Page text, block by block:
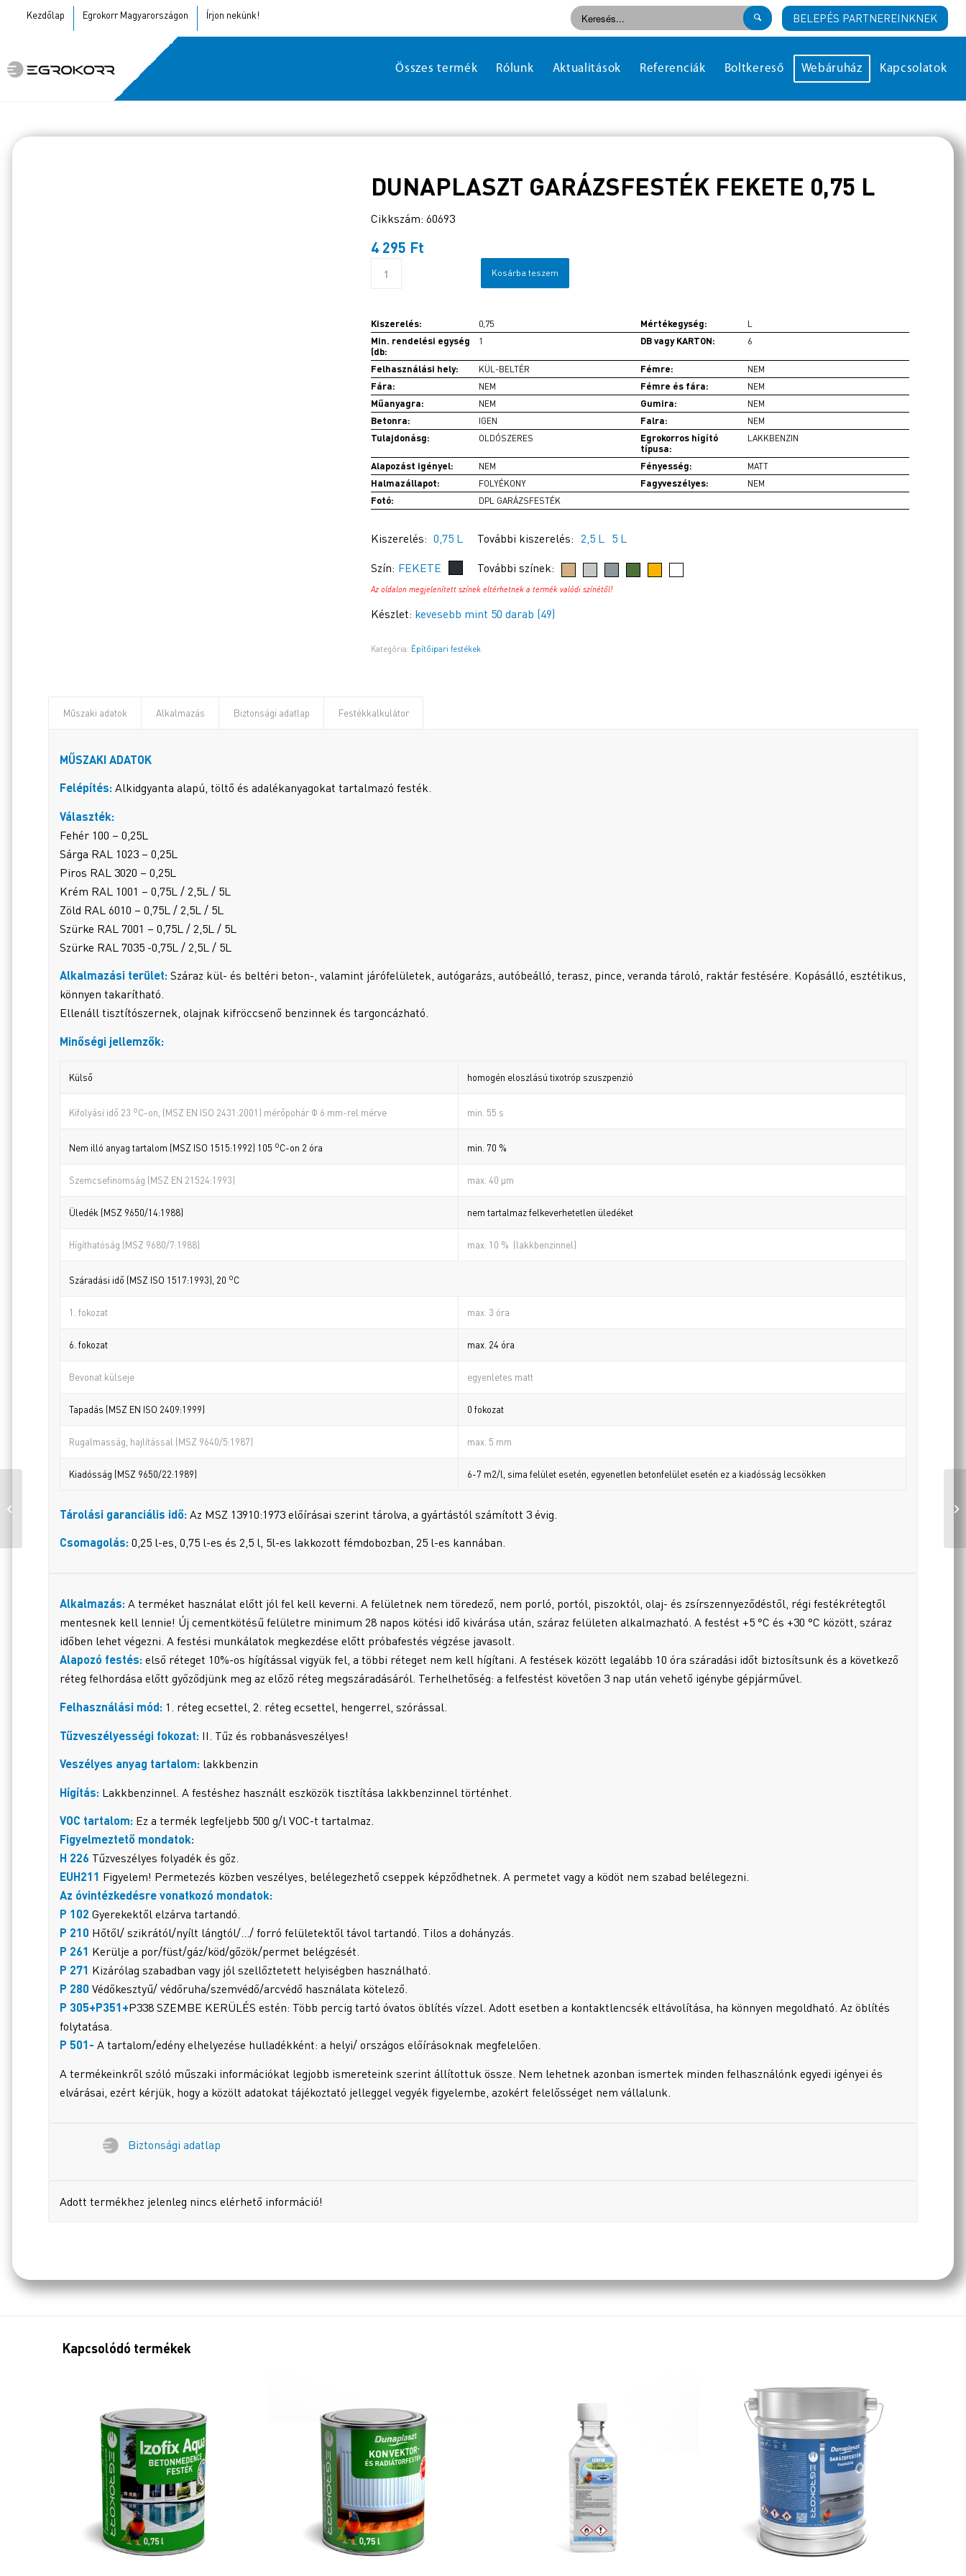
Kezdőlap Egrokorr Magyarországon Írjon nekünk! BELEPÉS PARTNEREINKNEK
Összes termék Rólunk Aktualitások Referenciák Boltkereső Webáruház Kapcsolatok
DUNAPLASZT GARÁZSFESTÉK FEKETE 0,75 L
Cikkszám: 60693
4 295 Ft
Kosárba teszem
Kiszerelés: 0,75 Mértékegység: L
Min. rendelési egység
(db:
1 DB vagy KARTON: 6
Felhasználási hely: KÜL-BELTÉR Fémre: NEM
Fára: NEM Fémre és fára: NEM
Műanyagra: NEM Gumira: NEM
Betonra: IGEN Falra: NEM
Tulajdonásg: OLDÓSZERES
Egrokorros hígító
típusa:
LAKKBENZIN
Alapozást igényel: NEM Fényesség: MATT
Halmazállapot: FOLYÉKONY Fagyveszélyes: NEM
Fotó: DPL GARÁZSFESTÉK
Kiszerelés: 0,75 L További kiszerelés: 2,5 L 5 L
Szín: FEKETE További színek:
Az oldalon megjelenített színek eltérhetnek a termék valódi színétől!
Készlet: kevesebb mint 50 darab (49)
Kategória: Építőipari festékek
Műszaki adatok Alkalmazás Biztonsági adatlap Festékkalkulátor
MŰSZAKI ADATOK
Felépítés: Alkidgyanta alapú, töltő és adalékanyagokat tartalmazó festék.
Választék:
Fehér 100 – 0,25L
Sárga RAL 1023 – 0,25L
Piros RAL 3020 – 0,25L
Krém RAL 1001 – 0,75L / 2,5L / 5L
Zöld RAL 6010 – 0,75L / 2,5L / 5L
Szürke RAL 7001 – 0,75L / 2,5L / 5L
Szürke RAL 7035 -0,75L / 2,5L / 5L
Alkalmazási terület: Száraz kül- és beltéri beton-, valamint járófelületek, autógarázs, autóbeálló, terasz, pince, veranda tároló, raktár festésére. Kopásálló, esztétikus,
könnyen takarítható.
Ellenáll tisztítószernek, olajnak kifröccsenő benzinnek és targoncázható.
Minőségi jellemzők:
Külső homogén eloszlású tixotróp szuszpenzió
Kifolyási idő 23 oC-on, (MSZ EN ISO 2431:2001) mérőpohár Φ 6 mm-rel mérve min. 55 s
Nem illó anyag tartalom (MSZ ISO 1515:1992) 105 oC-on 2 óra min. 70 %
Szemcsefinomság (MSZ EN 21524:1993) max. 40 µm
Üledék (MSZ 9650/14:1988) nem tartalmaz felkeverhetetlen üledéket
Hígíthatóság (MSZ 9680/7:1988) max. 10 % (lakkbenzinnel)
Száradási idő (MSZ ISO 1517:1993), 20 oC
1. fokozat max. 3 óra
6. fokozat max. 24 óra
Bevonat külseje egyenletes matt
Tapadás (MSZ EN ISO 2409:1999) 0 fokozat
Rugalmasság, hajlítással (MSZ 9640/5:1987) max. 5 mm
Kiadósság (MSZ 9650/22:1989) 6-7 m2/l, sima felület esetén, egyenetlen betonfelület esetén ez a kiadósság lecsökken
Tárolási garanciális idő: Az MSZ 13910:1973 előírásai szerint tárolva, a gyártástól számított 3 évig.
Csomagolás: 0,25 l-es, 0,75 l-es és 2,5 l, 5l-es lakkozott fémdobozban, 25 l-es kannában.
Alkalmazás: A terméket használat előtt jól fel kell keverni. A felületnek nem töredező, nem porló, portól, piszoktól, olaj- és zsírszennyeződéstől, régi festékrétegtől
mentesnek kell lennie! Új cementkötésű felületre minimum 28 napos kötési idő kivárása után, száraz felületen alkalmazható. A festést +5 °C és +30 °C között, száraz
időben lehet végezni. A festési munkálatok megkezdése előtt próbafestés végzése javasolt.
Alapozó festés: első réteget 10%-os hígítással vigyük fel, a többi réteget nem kell hígítani. A festések között legalább 10 óra száradási időt biztosítsunk és a következő
réteg felhordása előtt győződjünk meg az előző réteg megszáradásáról. Terhelhetőség: a felfestést követően 3 nap után vehető igénybe gépjárművel.
Felhasználási mód: 1. réteg ecsettel, 2. réteg ecsettel, hengerrel, szórással.
Tűzveszélyességi fokozat: II. Tűz és robbanásveszélyes!
Veszélyes anyag tartalom: lakkbenzin
Hígítás: Lakkbenzinnel. A festéshez használt eszközök tisztítása lakkbenzinnel történhet.
VOC tartalom: Ez a termék legfeljebb 500 g/l VOC-t tartalmaz.
Figyelmeztető mondatok:
H 226 Tűzveszélyes folyadék és gőz.
EUH211 Figyelem! Permetezés közben veszélyes, belélegezhető cseppek képződhetnek. A permetet vagy a ködöt nem szabad belélegezni.
Az óvintézkedésre vonatkozó mondatok:
P 102 Gyerekektől elzárva tartandó.
P 210 Hőtől/ szikrától/nyílt lángtól/…/ forró felületektől távol tartandó. Tilos a dohányzás.
P 261 Kerülje a por/füst/gáz/köd/gőzök/permet belégzését.
P 271 Kizárólag szabadban vagy jól szellőztetett helyiségben használható.
P 280 Védőkesztyű/ védőruha/szemvédő/arcvédő használata kötelező.
P 305+P351+P338 SZEMBE KERÜLÉS estén: Több percig tartó óvatos öblítés vízzel. Adott esetben a kontaktlencsék eltávolítása, ha könnyen megoldható. Az öblítés
folytatása.
P 501- A tartalom/edény elhelyezése hulladékként: a helyi/ országos előírásoknak megfelelően.
A termékeinkről szóló műszaki információkat legjobb ismereteink szerint állítottuk össze. Nem lehetnek azonban ismertek minden felhasználónk egyedi igényei és
elvárásai, ezért kérjük, hogy a közölt adatokat tájékoztató jelleggel vegyék figyelembe, azokért felelősséget nem vállalunk.
Biztonsági adatlap
Adott termékhez jelenleg nincs elérhető információ!
Kapcsolódó termékek
RAL 6005